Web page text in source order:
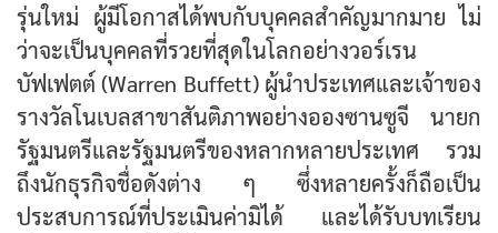
รุ่นใหม่ ผู้มีโอกาสได้พบกับบุคคลสำคัญมากมาย ไม่
ว่าจะเป็นบุคคลที่รวยที่สุดในโลกอย่างวอร์เรน
บัฟเฟตต์ (Warren Buffett) ผู้นำประเทศและเจ้าของ
รางวัลโนเบลสาขาสันติภาพอย่างอองซานซูจี นายก
รัฐมนตรีและรัฐมนตรีของหลากหลายประเทศ รวม
ถึงนักธุรกิจชื่อดังต่าง ๆ ซึ่งหลายครั้งก็ถือเป็น
ประสบการณ์ที่ประเมินค่ามิได้ และได้รับบทเรียน